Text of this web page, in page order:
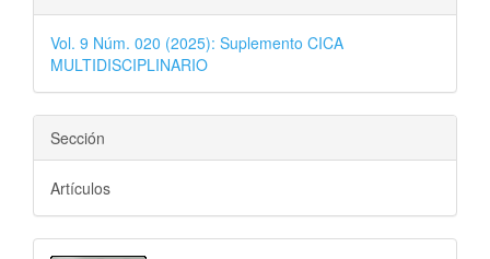
Vol. 9 Núm. 020 (2025): Suplemento CICA
MULTIDISCIPLINARIO
Sección
Artículos